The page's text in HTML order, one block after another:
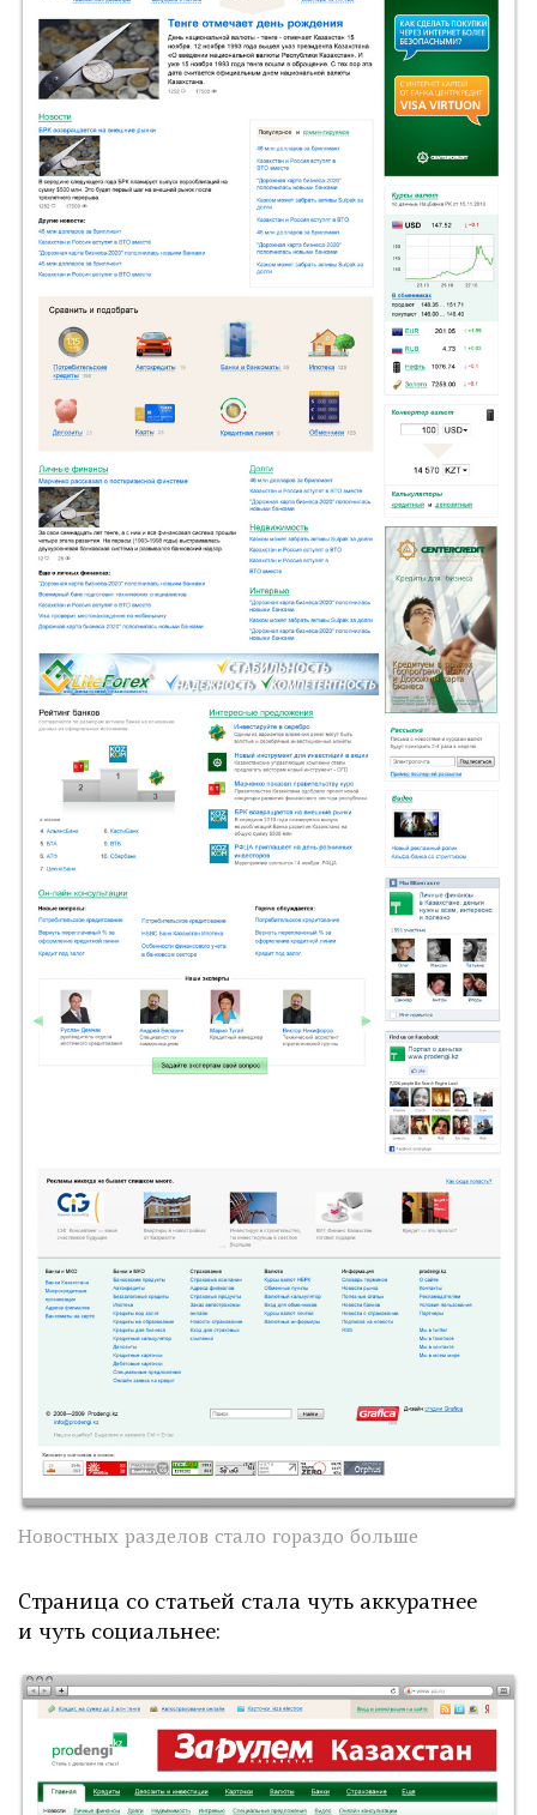
Новостных разделов стало гораздо больше
Страница со статьей стала чуть аккуратнее
и чуть социальнее: